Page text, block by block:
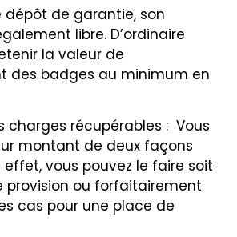
dépôt de garantie, son
libre. D’ordinaire
la valeur de
des badges au minimum en
charges récupérables : Vous
montant de deux façons
effet, vous pouvez le faire soit
provision ou forfaitairement
cas pour une place de